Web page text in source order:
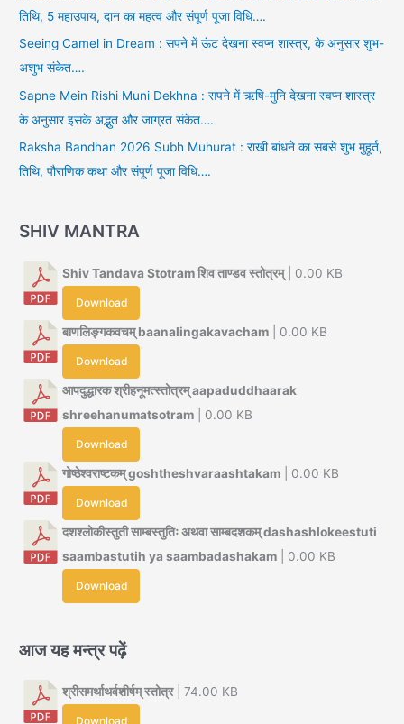
तिथि, 5 महाउपाय, दान का महत्व और संपूर्ण पूजा विधि….
Seeing Camel in Dream : सपने में ऊंट देखना स्वप्न शास्त्र, के अनुसार शुभ-
अशुभ संकेत….
Sapne Mein Rishi Muni Dekhna : सपने में ऋषि-मुनि देखना स्वप्न शास्त्र
के अनुसार इसके अद्भुत और जाग्रत संकेत….
Raksha Bandhan 2026 Subh Muhurat : राखी बांधने का सबसे शुभ मुहूर्त,
तिथि, पौराणिक कथा और संपूर्ण पूजा विधि….
SHIV MANTRA
Shiv Tandava Stotram शिव ताण्डव स्तोत्रम्| 0.00 KB
Download
बाणलिङ्गकवचम् baanalingakavacham | 0.00 KB
Download
आपदुद्धारक श्रीहनूमत्स्तोत्रम् aapaduddhaarak
shreehanumatsotram | 0.00 KB
Download
गोष्ठेश्वराष्टकम् goshtheshvaraashtakam | 0.00 KB
Download
दशश्लोकीस्तुती साम्बस्तुतिः अथवा साम्बदशकम् dashashlokeestuti
saambastutih ya saambadashakam | 0.00 KB
Download
आज यह मन्त्र पढ़ें
श्रीसमर्थाथर्वशीर्षम् स्तोत्र| 74.00 KB
Download